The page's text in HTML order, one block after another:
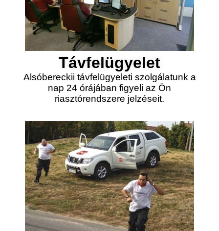
Távfelügyelet
Alsóbereckii távfelügyeleti szolgálatunk a
nap 24 órájában figyeli az Ön
riasztórendszere jelzéseit.